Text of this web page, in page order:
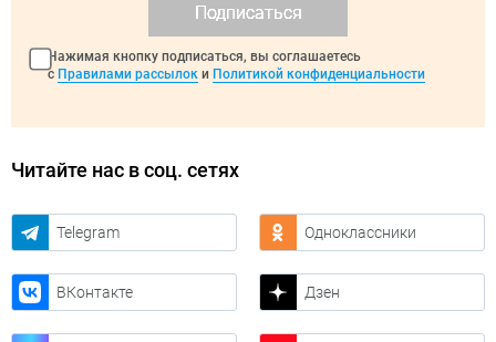
Подписаться
Нажимая кнопку подписаться, вы соглашаетесь
с Правилами рассылок и Политикой конфиденциальности
Читайте нас в соц. сетях
Telegram Одноклассники
ВКонтакте Дзен